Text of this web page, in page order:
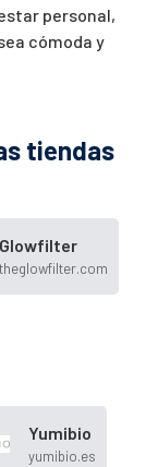
personal,
cómoda y
tiendas
Glowfilter
theglowfilter.com
Yumibio
yumibio.es